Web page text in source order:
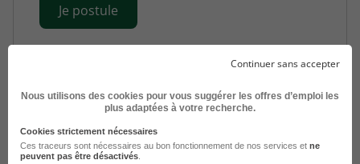
Je postule
Continuer sans accepter
Nous utilisons des cookies pour vous suggérer les offres d’emploi les
plus adaptées à votre recherche.
Cookies strictement nécessaires
Ces traceurs sont nécessaires au bon fonctionnement de nos services et ne
peuvent pas être désactivés